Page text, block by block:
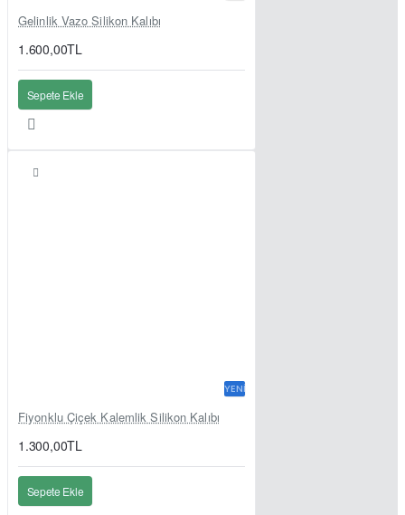
Gelinlik Vazo Silikon Kalıbı
1.600,00TL
Sepete Ekle
YENI
Fiyonklu Çiçek Kalemlik Silikon Kalıbı
1.300,00TL
Sepete Ekle